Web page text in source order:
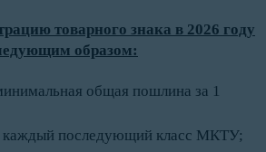
товарного знака в 2026 году
образом:
общая пошлина за 1
каждый последующий класс МКТУ;